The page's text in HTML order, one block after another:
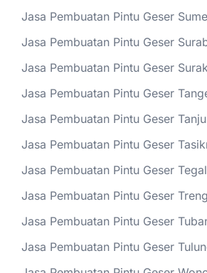
Jasa Pembuatan Pintu Geser
Jasa Pembuatan Pintu Geser
Jasa Pembuatan Pintu Geser
Jasa Pembuatan Pintu Geser
Jasa Pembuatan Pintu Geser
Jasa Pembuatan Pintu Geser
Jasa Pembuatan Pintu Geser Tegal
Jasa Pembuatan Pintu Geser
Jasa Pembuatan Pintu Geser
Jasa Pembuatan Pintu Geser